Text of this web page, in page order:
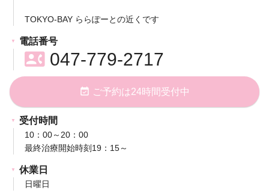
TOKYO-BAY ららぽーとの近くです
電話番号
contact_phone047-779-2717
event_available ご予約は24時間受付中
受付時間
10：00～20：00
最終治療開始時刻19：15～
休業日
日曜日